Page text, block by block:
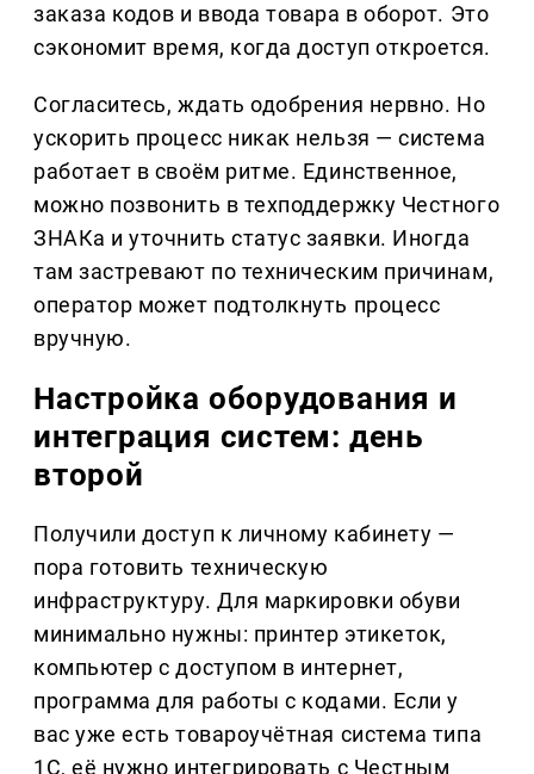
заказа кодов и ввода товара в оборот. Это
сэкономит время, когда доступ откроется.
Согласитесь, ждать одобрения нервно. Но
ускорить процесс никак нельзя — система
работает в своём ритме. Единственное,
можно позвонить в техподдержку Честного
ЗНАКа и уточнить статус заявки. Иногда
там застревают по техническим причинам,
оператор может подтолкнуть процесс
вручную.
Настройка оборудования и
интеграция систем: день
второй
Получили доступ к личному кабинету —
пора готовить техническую
инфраструктуру. Для маркировки обуви
минимально нужны: принтер этикеток,
компьютер с доступом в интернет,
программа для работы с кодами. Если у
вас уже есть товароучётная система типа
1С, её нужно интегрировать с Честным